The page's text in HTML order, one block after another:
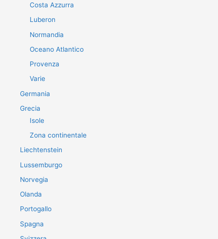
Costa Azzurra
Luberon
Normandia
Oceano Atlantico
Provenza
Varie
Germania
Grecia
Isole
Zona continentale
Liechtenstein
Lussemburgo
Norvegia
Olanda
Portogallo
Spagna